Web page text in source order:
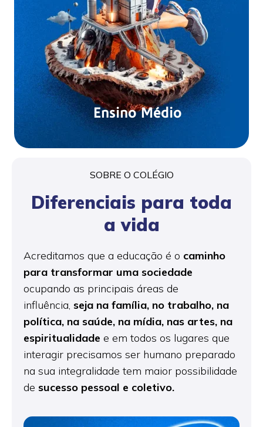
Ensino Médio
SOBRE O COLÉGIO
Diferenciais para toda
a vida
Acreditamos que a educação é o caminho
para transformar uma sociedade
ocupando as principais áreas de
influência, seja na família, no trabalho, na
política, na saúde, na mídia, nas artes, na
espiritualidade e em todos os lugares que
interagir precisamos ser humano preparado
na sua integralidade tem maior possibilidade
de sucesso pessoal e coletivo.